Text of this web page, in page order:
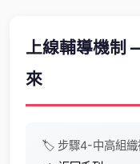
上線輔導機制
來
🏷️ 步驟4-中高組